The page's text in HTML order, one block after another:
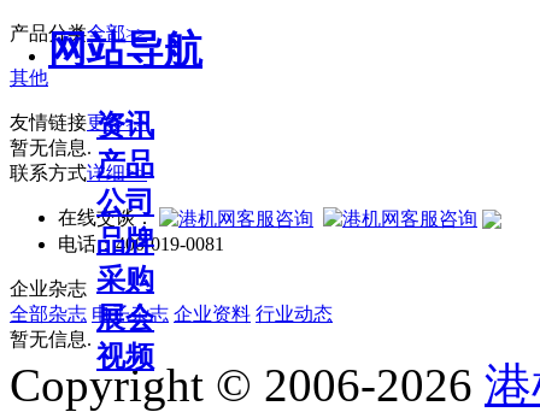
网站导航
资讯
产品
公司
品牌
采购
展会
视频
产品分类全部>>
其他
友情链接更多>>
暂无信息.
联系方式详细>>
在线交谈：
电话：400-019-0081
企业杂志
全部杂志 电子杂志 企业资料 行业动态
暂无信息.
Copyright © 2006-2026